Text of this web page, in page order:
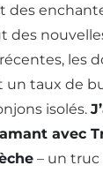
des
les
un taux de
isolés.
avec
– un truc